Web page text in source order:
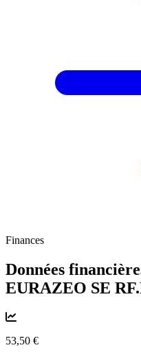
Finances
Données
EURAZEO SE
53,50 €